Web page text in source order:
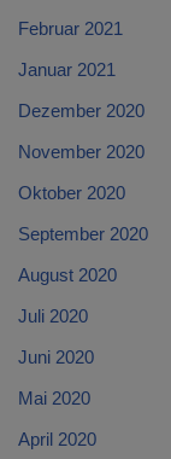
Februar 2021
Januar 2021
Dezember 2020
November 2020
Oktober 2020
September 2020
August 2020
Juli 2020
Juni 2020
Mai 2020
April 2020